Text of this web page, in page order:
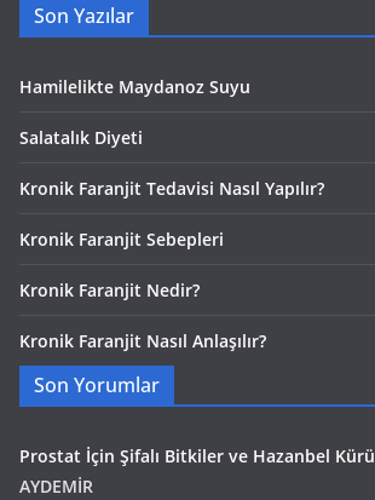
Son Yazılar
Hamilelikte Maydanoz Suyu
Salatalık Diyeti
Kronik Faranjit Tedavisi Nasıl Yapılır?
Kronik Faranjit Sebepleri
Kronik Faranjit Nedir?
Kronik Faranjit Nasıl Anlaşılır?
Son Yorumlar
Prostat İçin Şifalı Bitkiler ve Hazanbel Kürü
AYDEMİR